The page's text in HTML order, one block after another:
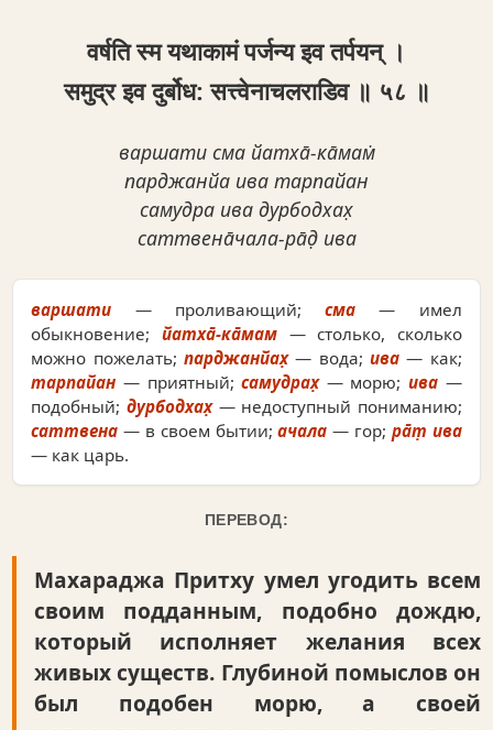
वर्षति स्म यथाकामं पर्जन्य इव तर्पयन् ।
समुद्र इव दुर्बोध: सत्त्वेनाचलराडिव ॥ ५८ ॥
варшати сма йатха̄-ка̄мам̇
парджанйа ива тарпайан
самудра ива дурбодхах̣
саттвена̄чала-ра̄д̣ ива
варшати — проливающий;сма — имел
обыкновение; йатха̄-ка̄мам— столько, сколько
можно пожелать; парджанйах̣— вода;ива — как;
тарпайан — приятный;самудрах̣— морю;ива —
подобный; дурбодхах̣— недоступный пониманию;
саттвена — в своем бытии;ачала — гор; ра̄т̣ ива
— как царь.
ПЕРЕВОД:
Махараджа Притху умел угодить всем
своим подданным, подобно дождю,
который исполняет желания всех
живых существ. Глубиной помыслов он
был подобен морю, а своей